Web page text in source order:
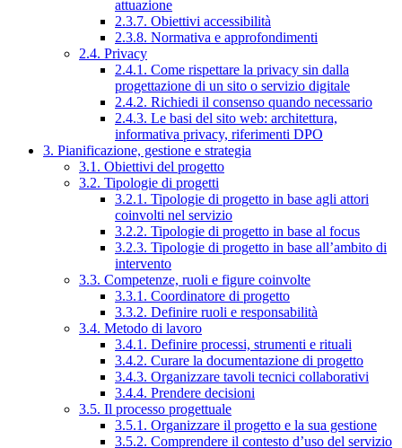
attuazione
2.3.7. Obiettivi accessibilità
2.3.8. Normativa e approfondimenti
2.4. Privacy
2.4.1. Come rispettare la privacy sin dalla
progettazione di un sito o servizio digitale
2.4.2. Richiedi il consenso quando necessario
2.4.3. Le basi del sito web: architettura,
informativa privacy, riferimenti DPO
3. Pianificazione, gestione e strategia
3.1. Obiettivi del progetto
3.2. Tipologie di progetti
3.2.1. Tipologie di progetto in base agli attori
coinvolti nel servizio
3.2.2. Tipologie di progetto in base al focus
3.2.3. Tipologie di progetto in base all’ambito di
intervento
3.3. Competenze, ruoli e figure coinvolte
3.3.1. Coordinatore di progetto
3.3.2. Definire ruoli e responsabilità
3.4. Metodo di lavoro
3.4.1. Definire processi, strumenti e rituali
3.4.2. Curare la documentazione di progetto
3.4.3. Organizzare tavoli tecnici collaborativi
3.4.4. Prendere decisioni
3.5. Il processo progettuale
3.5.1. Organizzare il progetto e la sua gestione
3.5.2. Comprendere il contesto d’uso del servizio